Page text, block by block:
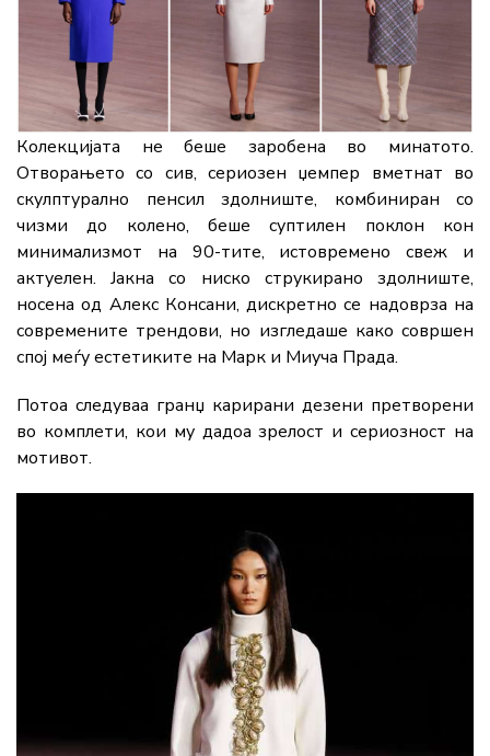
Колекцијата не беше заробена во минатото.
Отворањето со сив, сериозен џемпер вметнат во
скулптурално пенсил здолниште, комбиниран со
чизми до колено, беше суптилен поклон кон
минимализмот на 90-тите, истовремено свеж и
актуелен. Јакна со ниско струкирано здолниште,
носена од Алекс Консани, дискретно се надоврза на
современите трендови, но изгледаше како совршен
спој меѓу естетиките на Марк и Миуча Прада.
Потоа следуваа гранџ карирани дезени претворени
во комплети, кои му дадоа зрелост и сериозност на
мотивот.